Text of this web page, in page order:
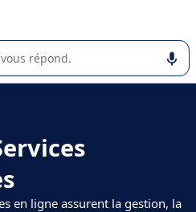
l'utilisation ou la sélection de
en ligne assurent la gestion, la